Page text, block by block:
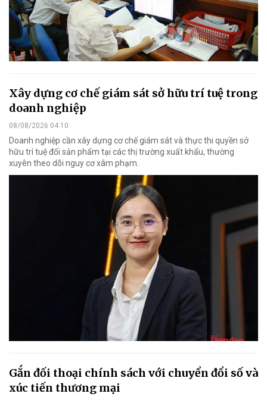
Xây dựng cơ chế giám sát sở hữu trí tuệ trong
doanh nghiệp
08/08/2026 04:10
Doanh nghiệp cần xây dựng cơ chế giám sát và thực thi quyền sở
hữu trí tuệ đối sản phẩm tại các thị trường xuất khẩu, thường
xuyên theo dõi nguy cơ xâm phạm.
Gắn đối thoại chính sách với chuyển đổi số và
xúc tiến thương mại